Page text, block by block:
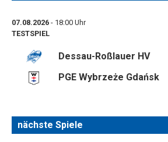
07.08.2026 - 18:00 Uhr
TESTSPIEL
Dessau-Roßlauer HV
PGE Wybrzeże Gdańsk
nächste Spiele